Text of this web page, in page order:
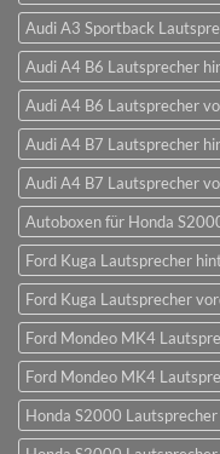
Audi A3 Sportback
Audi A4 B6 Lautsprecher
Audi A4 B6 Lautsprecher
Audi A4 B7 Lautsprecher
Audi A4 B7 Lautsprecher
Autoboxen für Honda
Ford Kuga Lautsprecher
Ford Kuga Lautsprecher
Ford Mondeo MK4
Ford Mondeo MK4
Honda S2000